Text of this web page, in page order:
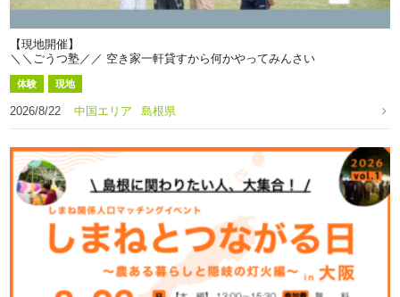
【現地開催】
＼＼ごうつ塾／／ 空き家一軒貸すから何かやってみんさい
体験 現地
2026/8/22 中国エリア 島根県